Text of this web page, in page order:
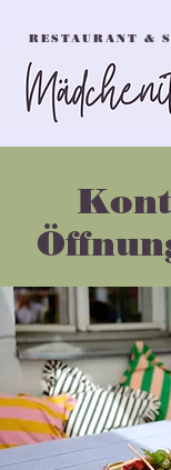
RESTAURANT &